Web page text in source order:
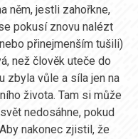
něm, jestli zahořkne,
pokusí znovu nalézt
přinejmenším tušili)
než člověk uteče do
zbyla vůle a síla jen na
života. Tam si může
nedosáhne, pokud
nakonec zjistil, že